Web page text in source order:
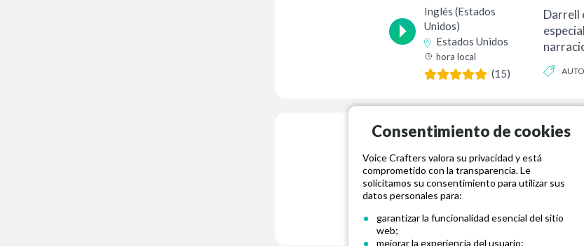
Consentimiento de cookies
Voice Crafters valora su privacidad y está
comprometido con la transparencia. Le
solicitamos su consentimiento para utilizar sus
datos personales para:
garantizar la funcionalidad esencial del sitio
web;
mejorar la experiencia del usuario;
Inglés (Estados
Unidos)
Estados Unidos
hora local
(15)
Darrell
Marilyn R.
Inglés (Estados
Unidos)
Estados Unidos
hora local
(1)
De
Hola,
que tu